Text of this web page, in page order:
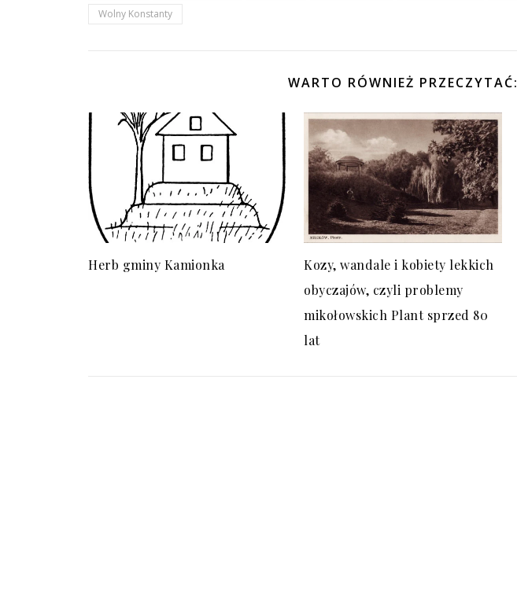
Wolny Konstanty
WARTO RÓWNIEŻ PRZECZYTAĆ:
Herb gminy Kamionka
Kozy, wandale i kobiety lekkich
obyczajów, czyli problemy
mikołowskich Plant sprzed 80
lat